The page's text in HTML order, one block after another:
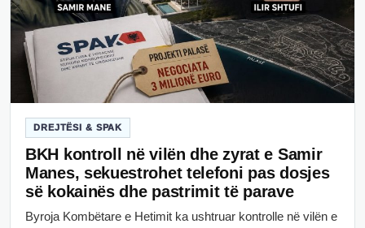
DREJTËSI & SPAK
BKH kontroll në vilën dhe zyrat e Samir
Manes, sekuestrohet telefoni pas dosjes
së kokainës dhe pastrimit të parave
Byroja Kombëtare e Hetimit ka ushtruar kontrolle në vilën e